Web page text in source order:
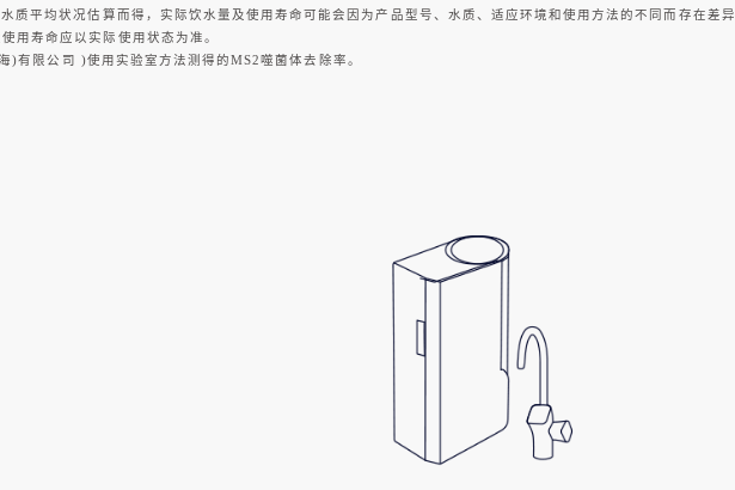
质平均状况估算而得，实际饮水量及使用寿命可能会因为产品型号、水质、适应环境和使用方法的不同而存在差
用寿命应以实际使用状态为准。
)有限公司 )使用实验室方法测得的MS2噬菌体去除率。